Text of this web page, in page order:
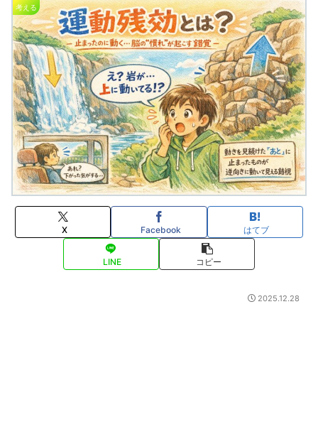
考える
X Facebook はてブ
LINE コピー
2025.12.28